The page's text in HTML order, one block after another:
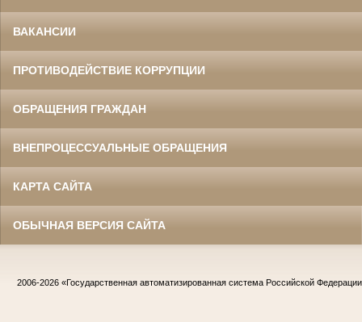
ВАКАНСИИ
ПРОТИВОДЕЙСТВИЕ КОРРУПЦИИ
ОБРАЩЕНИЯ ГРАЖДАН
ВНЕПРОЦЕССУАЛЬНЫЕ ОБРАЩЕНИЯ
КАРТА САЙТА
ОБЫЧНАЯ ВЕРСИЯ САЙТА
2006-2026 «Государственная автоматизированная система Российской